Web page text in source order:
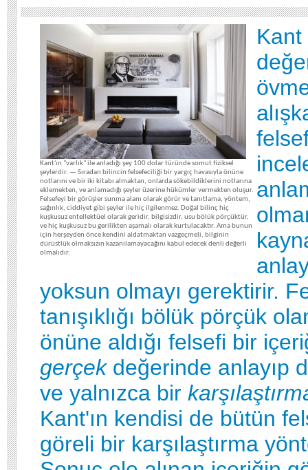
Kant'ın "varlık" ile anladığı şey 100 dolar türünde somut fiziksel
şeylerdir. — Sıradan bilincin felsefeciliği bir yargıç havasıyla önüne
notlarını ve bir iki kitabı almaktan, onlarda sökebildiklerini notlarına
eklemekten, ve anlamadığı şeyler üzerine hükümler vermekten oluşur.
Felsefeyi bir görüşler sunma alanı olarak görür ve tanıtlama, yöntem,
sağınlık, ciddiyet gibi şeyler ile hiç ilgilenmez. Doğal bilinç hiç
kuşkusuz entellektüel olarak geridir, bilgisizdir, usu bölük pörçüktür,
ve hiç kuşkusuz bu gerilikten aşamalı olarak kurtulacaktır. Ama bunun
için herşeyden önce kendini aldatmaktan vazgeçmeli, bilginin
dürüstlük olmaksızın kazanılamayacağını kabul edecek denli değerli
olmalıdır.
yoksun olmayı gerektirir.
tanışıklığı bölük pörçük
önüne aldığı felsefi bir
gerçek değerinde anlayıp
ve yalnızca bir
Kant'ın kendisi de bütün
göreli bir karşılaştırma